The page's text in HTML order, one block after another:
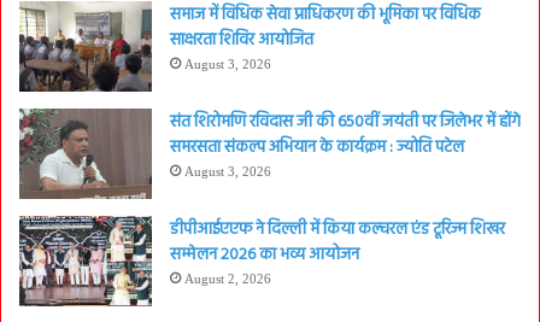
समाज में विधिक सेवा प्राधिकरण की भूमिका पर विधिक
साक्षरता शिविर आयोजित
August 3, 2026
संत शिरोमणि रविदास जी की 650वीं जयंती पर जिलेभर में होंगे
समरसता संकल्प अभियान के कार्यक्रम : ज्योति पटेल
August 3, 2026
डीपीआईएएफ ने दिल्ली में किया कल्चरल एंड टूरिज्म शिखर
सम्मेलन 2026 का भव्य आयोजन
August 2, 2026